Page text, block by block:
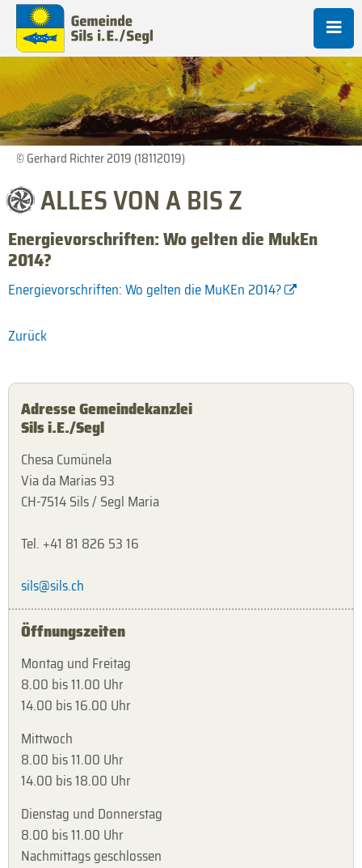
© Gerhard Richter 2019 (18112019)
ALLES VON A BIS Z
Energievorschriften: Wo gelten die MukEn
2014?
Energievorschriften: Wo gelten die MuKEn 2014?
Zurück
Adresse Gemeindekanzlei
Sils i.E./Segl
Chesa Cumünela
Via da Marias 93
CH-7514 Sils / Segl Maria
Tel. +41 81 826 53 16
sils@sils.ch
Öffnungszeiten
Montag und Freitag
8.00 bis 11.00 Uhr
14.00 bis 16.00 Uhr
Mittwoch
8.00 bis 11.00 Uhr
14.00 bis 18.00 Uhr
Dienstag und Donnerstag
8.00 bis 11.00 Uhr
Nachmittags geschlossen